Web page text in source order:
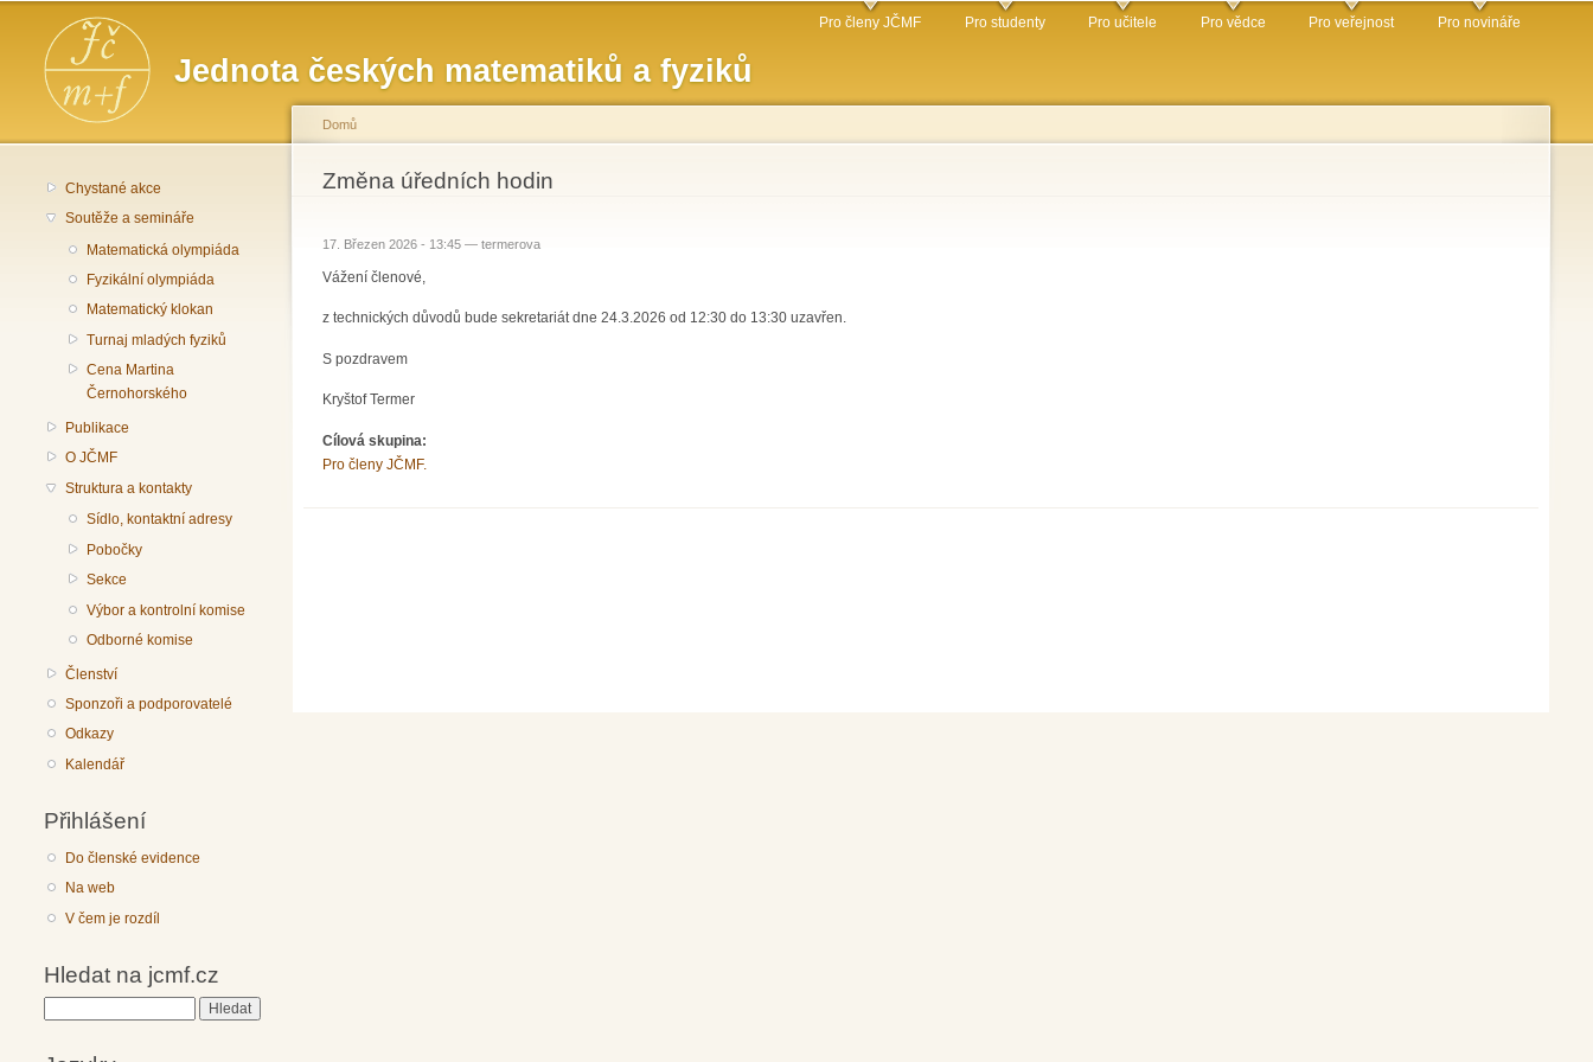
obsahu
Jednota českých matematiků a fyziků
Hlavní menu Pro členy JČMF Pro studenty Pro učitele Pro vědce Pro veřejnost Pro novináře
Chystané akce
Soutěže a semináře
Matematická olympiáda
Fyzikální olympiáda
Matematický klokan
Turnaj mladých fyziků
Cena Martina
Černohorského
Publikace
O JČMF
Struktura a kontakty
Sídlo, kontaktní adresy
Pobočky
Sekce
Výbor a kontrolní komise
Odborné komise
Členství
Sponzoři a podporovatelé
Odkazy
Kalendář
Přihlášení
Do členské evidence
Na web
V čem je rozdíl
Hledat na jcmf.cz
Jste zde
Domů
Změna úředních hodin
17. Březen 2026 - 13:45 — termerova
Vážení členové,
z technických důvodů bude sekretariát dne 24.3.2026 od 12:30 do 13:30 uzavřen.
S pozdravem
Kryštof Termer
Cílová skupina:
Pro členy JČMF.